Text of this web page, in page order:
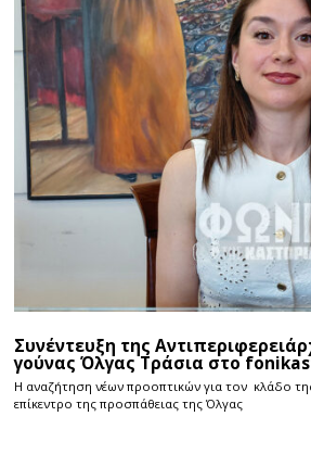
Συνέντευξη της
γούνας Όλγας Τράσια στο
Η αναζήτηση νέων προοπτικών για τον κλάδο
επίκεντρο της προσπάθειας της Όλγας